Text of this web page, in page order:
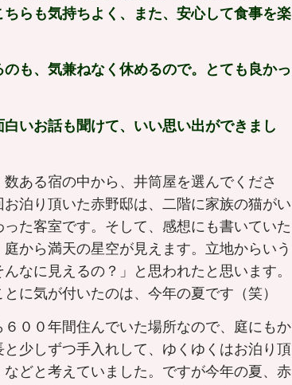
らも気持ちよく、また、安心して食事を楽
も、気兼ねなく休めるので。とても良かっ
いお話も聞けて、いい思い出ができまし
ある宿の中から、井筒屋を選んでくださ
泊り頂いた赤野邸は、二階に家族の猫がい
た客室です。そして、感想にも書いていた
から満天の星空が見えます。立地からいう
なに見えるの？」と思われたと思います。
に気が付いたのは、今年の夏です（笑）
００年間住んでいた場所なので、庭にもか
少しずつ手入れして、ゆくゆくはお泊り頂
どと考えていました。ですが今年の夏、赤